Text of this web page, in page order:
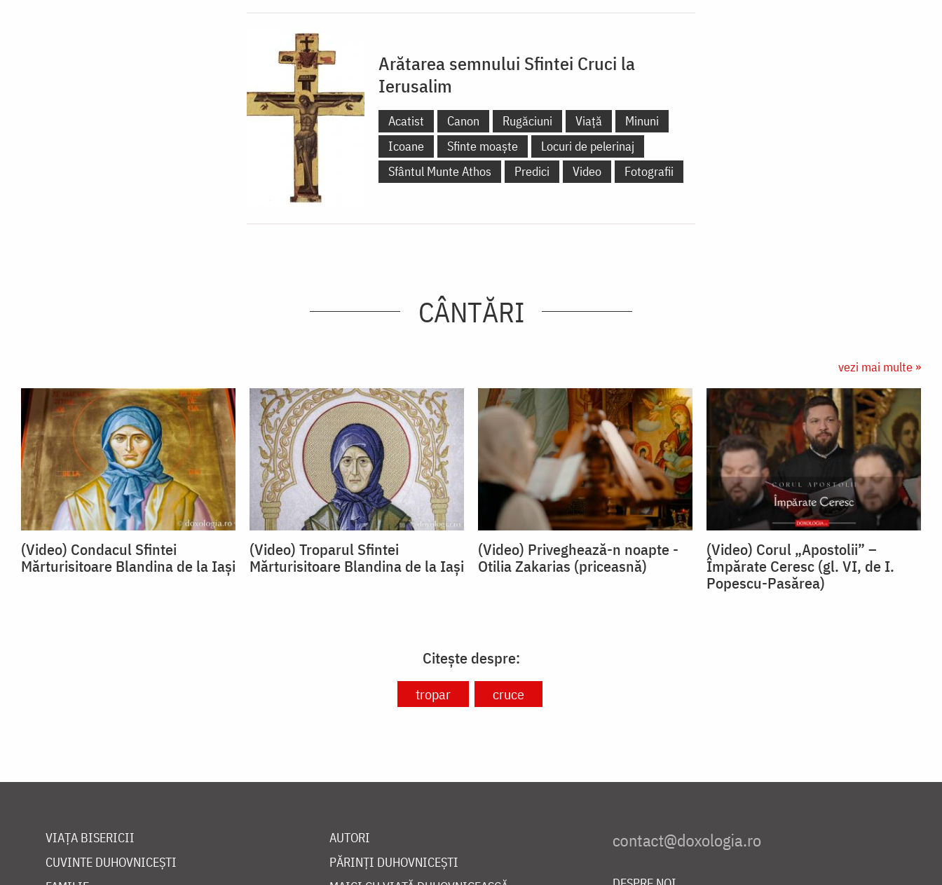
Arătarea semnului Sfintei Cruci la
Ierusalim
Acatist Canon Rugăciuni Viață
Minuni
Icoane
Sfinte moaște
Locuri de pelerinaj
Sfântul Munte Athos
Predici Video Fotografii
CÂNTĂRI
vezi mai multe »
(Video) Condacul Sfintei
Mărturisitoare Blandina de la Iași
(Video) Troparul Sfintei
Mărturisitoare Blandina de la Iași
(Video) Priveghează-n noapte -
Otilia Zakarias (priceasnă)
(Video) Corul „Apostolii” –
⁠Împărate Ceresc (gl. VI, de I.
Popescu-Pasărea)
Citește despre:
tropar cruce
VIAȚA BISERICII
CUVINTE DUHOVNICEȘTI
AUTORI
PĂRINȚI DUHOVNICEȘTI